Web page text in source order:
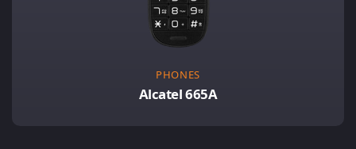
PHONES
Alcatel 665A